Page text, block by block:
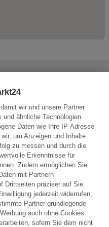
eine Nachricht zu
stellen
wir und unsere Partner
ähnliche Technologien
Daten wie Ihre IP-Adresse
um Anzeigen und Inhalte
zu messen und durch die
Erkenntnisse für
Zudem ermöglichen Sie
mit Partnern
Drittseiten präziser auf Sie
jederzeit widerrufen;
Partner grundlegende
auch ohne Cookies
sofern Sie dem nicht